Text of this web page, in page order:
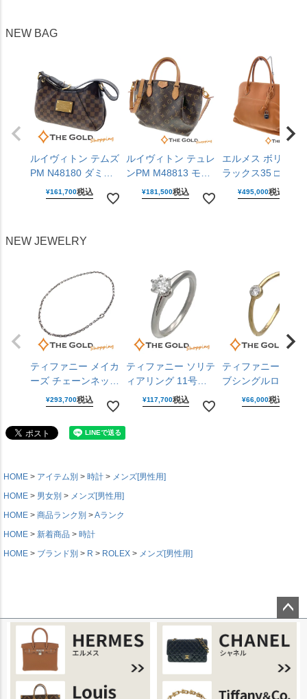
時計 メンズ ウォッ
NEW BAG
ルイヴィトン テムズ
PM N48180 ダミエ
キャンバス レザー
ブラウン 肩掛け ワ
VUITTON 【中古】
¥161,700税込
ルイヴィトン テュレ
ンPM M48813 モノ
グラム キャンバス
ブラウン 2WAY 斜め
¥181,500税込
エルメス ボリード
ラックス35 □P刻印
2012年 ライトブラ
ウン ヴォー・シッ
¥495,000税込
NEW JEWELRY
ティファニー メイカ
ーズ チェーンネック
レス 925 750 YG イ
エローゴールド シル
バーアクセサリー メ
ンズ レディース
¥293,700税込
ティファニー ソリテ
ィアリング 11号
PT950 ダイヤモンド
D0.33CT プラチナ
¥117,700税込
ティファニー ウェ
ブシングルロウダ
ヤモンドリング 9号
750 ダイヤモンド
¥66,000税込
HOME アイテム別 時計
メンズ[男性用]
HOME
男女別
メンズ[男性用]
HOME
商品ランク別
Aランク
HOME
新着商品
時計
HOME
ブランド別 R ROLEX メンズ[男性用]
ページ
トップ
へ